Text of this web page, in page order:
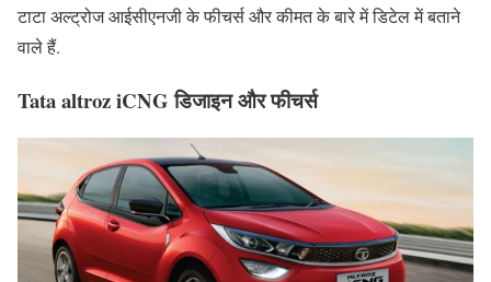
टाटा अल्ट्रोज आईसीएनजी के फीचर्स और कीमत के बारे में डिटेल में बताने
वाले हैं.
Tata altroz iCNG डिजाइन और फीचर्स